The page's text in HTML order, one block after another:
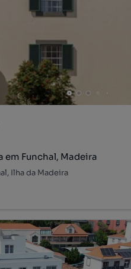
em Funchal, Madeira
Ilha da Madeira